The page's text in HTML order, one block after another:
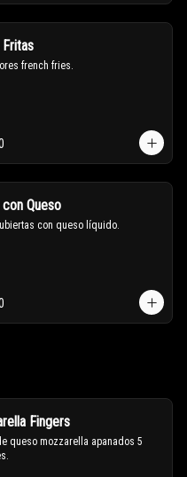
french fries.
Queso
con queso líquido.
Fingers
queso mozzarella apanados 5